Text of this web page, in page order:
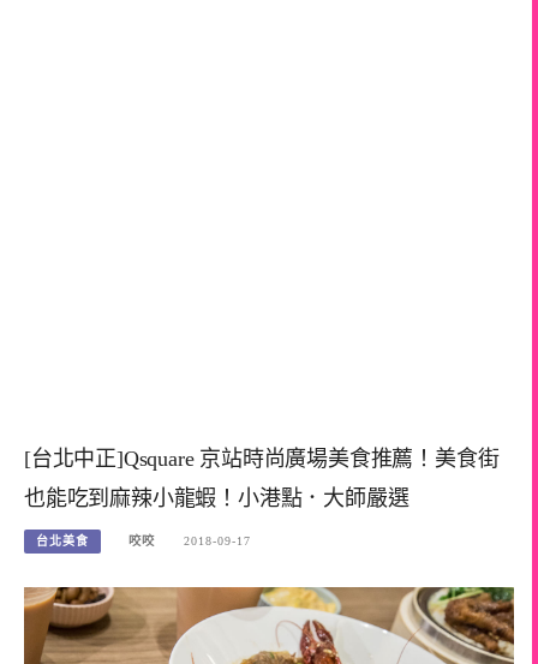
[台北中正]Qsquare 京站時尚廣場美食推薦！美食街
也能吃到麻辣小龍蝦！小港點．大師嚴選
台北美食 咬咬 2018-09-17